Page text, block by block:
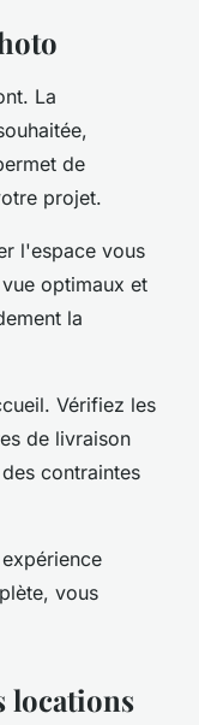
La
de
projet.
l'espace vous
optimaux et
la
Vérifiez les
de livraison
contraintes
vous
locations